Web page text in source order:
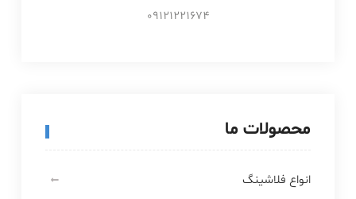
09121221674
محصولات ما
انواع فلاشینگ